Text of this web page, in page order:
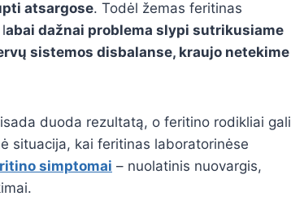
atsargose. Todėl žemas feritinas
abai dažnai problema slypi sutrikusiame
sistemos disbalanse, kraujo netekime
duoda rezultatą, o feritino rodikliai gali
situacija, kai feritinas laboratorinėse
simptomai – nuolatinis nuovargis,